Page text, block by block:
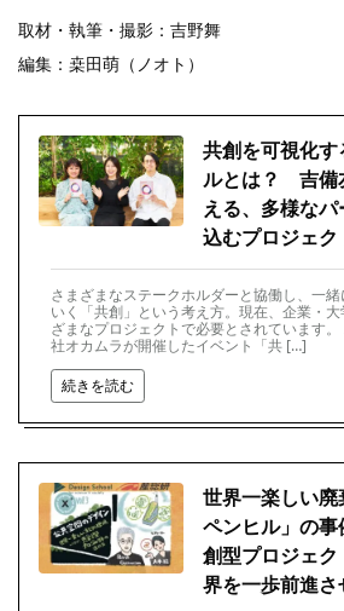
取材・執筆・撮影：吉野舞
編集：桒田萌（ノオト）
共創を可視化
ルとは？ 吉備
える、多様な
込むプロジェ
さまざまなステークホルダーと協働し、一
いく「共創」という考え方。現在、企業・
ざまなプロジェクトで必要とされています
社オカムラが開催したイベント「共 […]
続きを読む
世界一楽しい
ペンヒル」の
創型プロジェ
界を一歩前進